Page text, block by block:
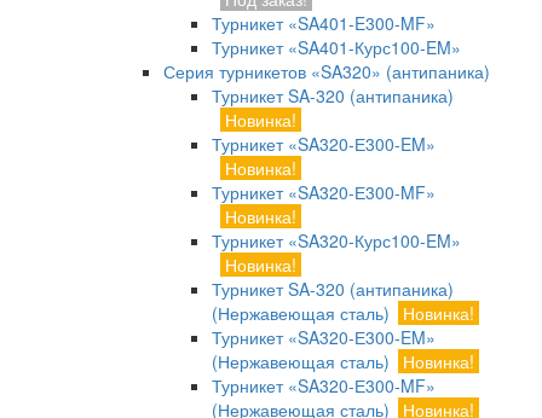
Турникет «SA401-E300-MF»
Турникет «SA401-Курс100-EM»
Серия турникетов «SA320» (антипаника)
Турникет SA-320 (антипаника)
Новинка!
Турникет «SA320-Е300-EM»
Новинка!
Турникет «SA320-Е300-MF»
Новинка!
Турникет «SA320-Курс100-EM»
Новинка!
Турникет SA-320 (антипаника)
(Нержавеющая сталь)
Новинка!
Турникет «SA320-Е300-EM»
(Нержавеющая сталь)
Новинка!
Турникет «SA320-Е300-MF»
(Нержавеющая сталь)
Новинка!